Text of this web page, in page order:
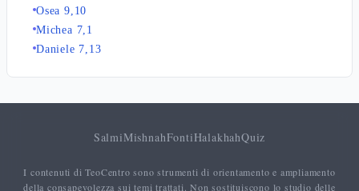
Osea 9,10
Michea 7,1
Daniele 7,13
SalmiMishnahFontiHalakhahQuiz
I contenuti di TeoCentro sono strumenti di orientamento e ampliamento
della consapevolezza sui temi trattati. Non sostituiscono lo studio delle